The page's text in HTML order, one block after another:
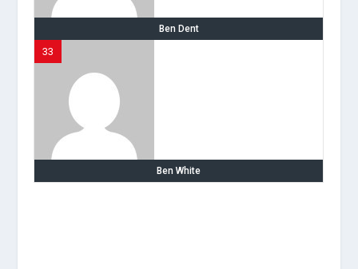
Ben Dent
33
Ben White